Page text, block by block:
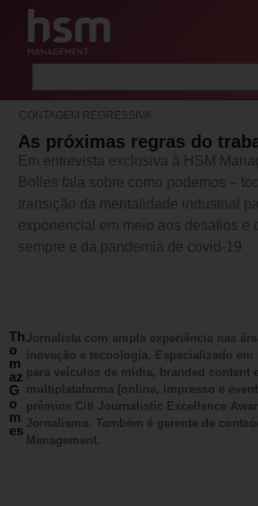
CONTAGEM REGRESSIVA
As próximas regras do
Em entrevista exclusiva à HSM
Bolles fala sobre como podemos –
transição da mentalidade industrial
exponencial em meio aos desafios e
sempre e da pandemia de covid-19
Th
o
m
az
G
o
m
es
Jornalista com ampla experiência nas
inovação e tecnologia. Especializado
para veículos de mídia, branded content
multiplataforma (online, impresso e
prêmios Citi Journalistic Excellence
Jornalismo. Também é gerente de
Management.